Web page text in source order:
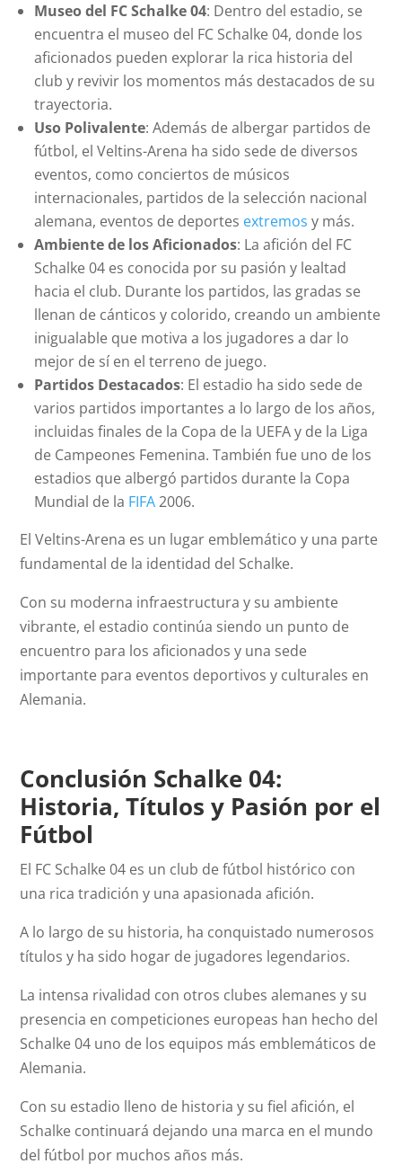
Museo del FC Schalke 04: Dentro del estadio, se
encuentra el museo del FC Schalke 04, donde los
aficionados pueden explorar la rica historia del
club y revivir los momentos más destacados de su
trayectoria.
Uso Polivalente: Además de albergar partidos de
fútbol, el Veltins-Arena ha sido sede de diversos
eventos, como conciertos de músicos
internacionales, partidos de la selección nacional
alemana, eventos de deportes extremos y más.
Ambiente de los Aficionados: La afición del FC
Schalke 04 es conocida por su pasión y lealtad
hacia el club. Durante los partidos, las gradas se
llenan de cánticos y colorido, creando un ambiente
inigualable que motiva a los jugadores a dar lo
mejor de sí en el terreno de juego.
Partidos Destacados: El estadio ha sido sede de
varios partidos importantes a lo largo de los años,
incluidas finales de la Copa de la UEFA y de la Liga
de Campeones Femenina. También fue uno de los
estadios que albergó partidos durante la Copa
Mundial de la FIFA2006.
El Veltins-Arena es un lugar emblemático y una parte
fundamental de la identidad del Schalke.
Con su moderna infraestructura y su ambiente
vibrante, el estadio continúa siendo un punto de
encuentro para los aficionados y una sede
importante para eventos deportivos y culturales en
Alemania.
Conclusión Schalke 04:
Historia, Títulos y Pasión por el
Fútbol
El FC Schalke 04 es un club de fútbol histórico con
una rica tradición y una apasionada afición.
A lo largo de su historia, ha conquistado numerosos
títulos y ha sido hogar de jugadores legendarios.
La intensa rivalidad con otros clubes alemanes y su
presencia en competiciones europeas han hecho del
Schalke 04 uno de los equipos más emblemáticos de
Alemania.
Con su estadio lleno de historia y su fiel afición, el
Schalke continuará dejando una marca en el mundo
del fútbol por muchos años más.